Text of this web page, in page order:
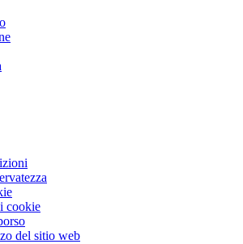
cookie
del sitio web